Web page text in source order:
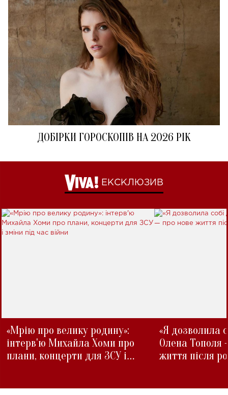
ДОБІРКИ ГОРОСКОПІВ НА 2026 РІК
ЕКСКЛЮЗИВ
«Мрію про велику родину»:
інтерв'ю Михайла Хоми про
плани, концерти для ЗСУ і
«Я дозволила
Олена Тополя
життя після